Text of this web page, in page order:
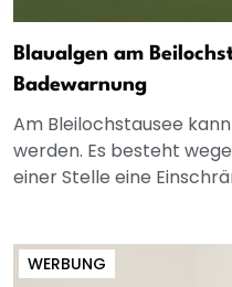
Blaualgen am
Badewarnung
Am Bleilochstausee
werden. Es besteht
einer Stelle eine
WERBUNG